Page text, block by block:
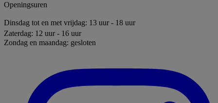
Openingsuren
Dinsdag tot en met vrijdag: 13 uur - 18 uur
Zaterdag: 12 uur - 16 uur
Zondag en maandag: gesloten